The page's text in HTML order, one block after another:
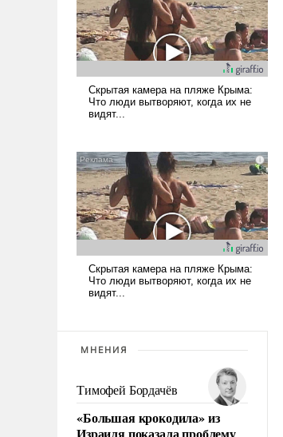
МНЕНИЯ
Тимофей Бордачёв
«Большая крокодила» из
Израиля показала проблему